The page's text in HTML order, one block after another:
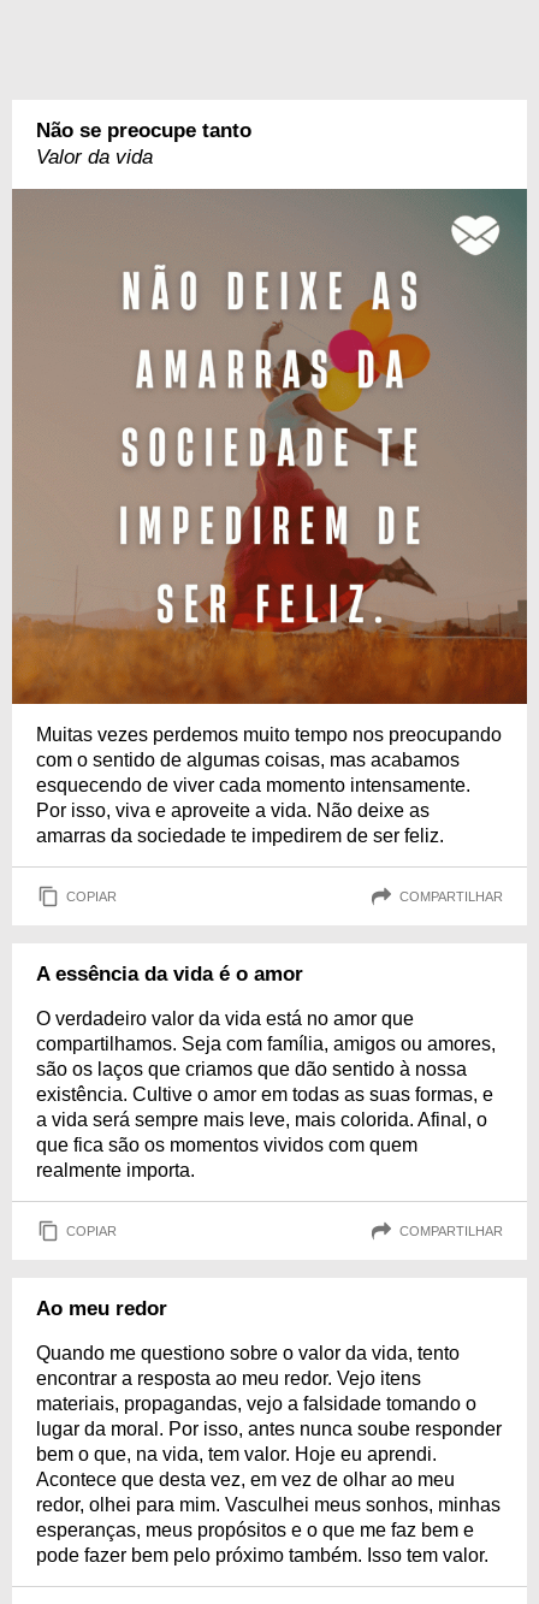
Não se preocupe tanto
Valor da vida
Muitas vezes perdemos muito tempo nos preocupando
com o sentido de algumas coisas, mas acabamos
esquecendo de viver cada momento intensamente.
Por isso, viva e aproveite a vida. Não deixe as
amarras da sociedade te impedirem de ser feliz.
COPIAR COMPARTILHAR
A essência da vida é o amor
O verdadeiro valor da vida está no amor que
compartilhamos. Seja com família, amigos ou amores,
são os laços que criamos que dão sentido à nossa
existência. Cultive o amor em todas as suas formas, e
a vida será sempre mais leve, mais colorida. Afinal, o
que fica são os momentos vividos com quem
realmente importa.
COPIAR COMPARTILHAR
Ao meu redor
Quando me questiono sobre o valor da vida, tento
encontrar a resposta ao meu redor. Vejo itens
materiais, propagandas, vejo a falsidade tomando o
lugar da moral. Por isso, antes nunca soube responder
bem o que, na vida, tem valor. Hoje eu aprendi.
Acontece que desta vez, em vez de olhar ao meu
redor, olhei para mim. Vasculhei meus sonhos, minhas
esperanças, meus propósitos e o que me faz bem e
pode fazer bem pelo próximo também. Isso tem valor.